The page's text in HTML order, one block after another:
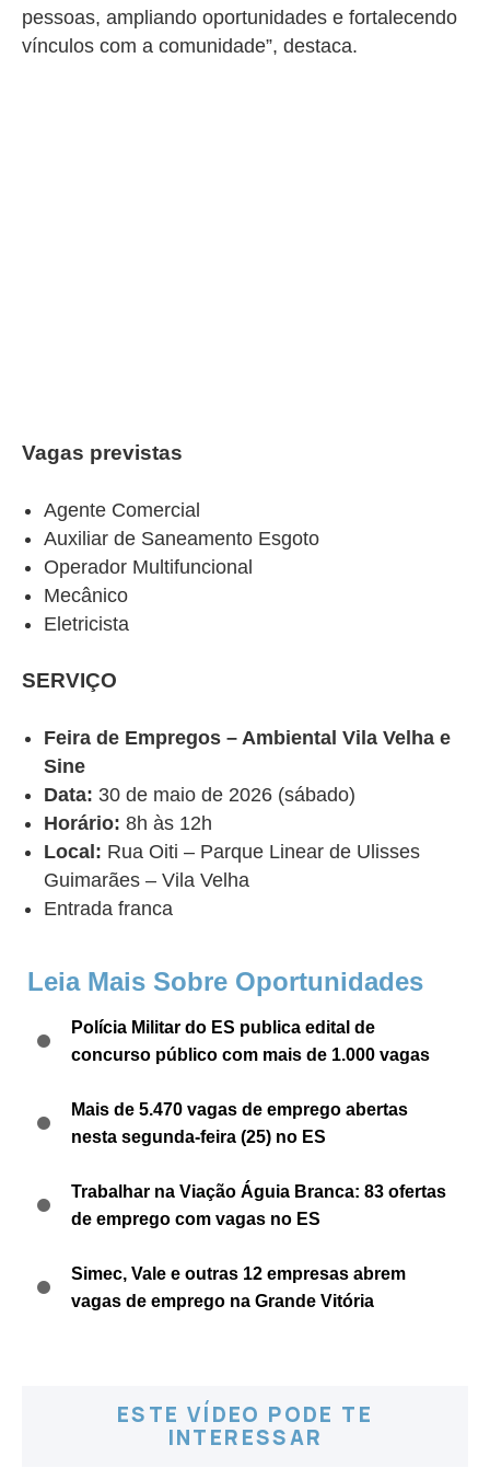
pessoas, ampliando oportunidades e fortalecendo
vínculos com a comunidade”, destaca.
Vagas previstas
Agente Comercial
Auxiliar de Saneamento Esgoto
Operador Multifuncional
Mecânico
Eletricista
SERVIÇO
Feira de Empregos – Ambiental Vila Velha e
Sine
Data: 30 de maio de 2026 (sábado)
Horário: 8h às 12h
Local: Rua Oiti – Parque Linear de Ulisses
Guimarães – Vila Velha
Entrada franca
Leia Mais Sobre Oportunidades
Polícia Militar do ES publica edital de
concurso público com mais de 1.000 vagas
Mais de 5.470 vagas de emprego abertas
nesta segunda-feira (25) no ES
Trabalhar na Viação Águia Branca: 83 ofertas
de emprego com vagas no ES
Simec, Vale e outras 12 empresas abrem
vagas de emprego na Grande Vitória
ESTE VÍDEO PODE TE
INTERESSAR